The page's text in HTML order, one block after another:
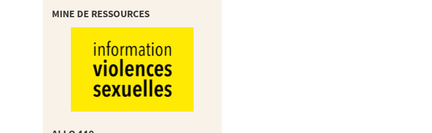
MINE DE RESSOURCES